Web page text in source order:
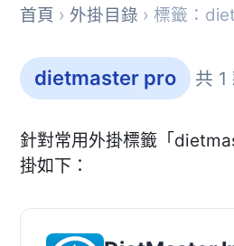
首頁 › 外掛目錄 › 標籤：
dietmaster pro 共 1
針對常用外掛標籤「
掛如下：